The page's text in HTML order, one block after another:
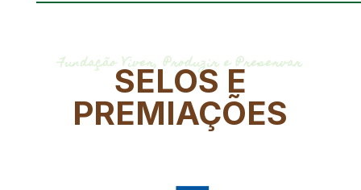
Fundação Viver, Produzir e Preservar
SELOS E
PREMIAÇÕES